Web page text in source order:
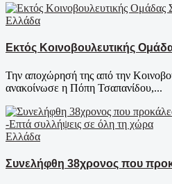
Ελλάδα
Εκτός Κοινοβουλευτικής
Την αποχώρησή της από την
ανακοίνωσε η Πόπη Τσαπανίδου,...
Ελλάδα
Συνελήφθη 38χρονος που